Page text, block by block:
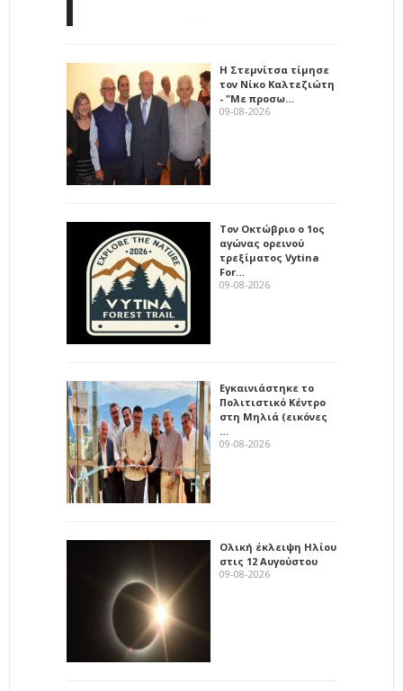
Η Στεμνίτσα τίμησε
τον Νίκο Καλτεζιώτη
- "Με προσω…
09-08-2026
Τον Οκτώβριο ο 1ος
αγώνας ορεινού
τρεξίματος Vytina
For…
09-08-2026
Εγκαινιάστηκε το
Πολιτιστικό Κέντρο
στη Μηλιά (εικόνες
…
09-08-2026
Ολική έκλειψη Ηλίου
στις 12 Αυγούστου
09-08-2026